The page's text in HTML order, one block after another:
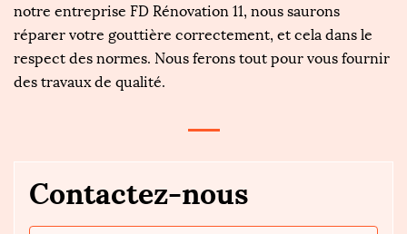
notre entreprise FD Rénovation 11, nous saurons
réparer votre gouttière correctement, et cela dans le
respect des normes. Nous ferons tout pour vous fournir
des travaux de qualité.
Contactez-nous